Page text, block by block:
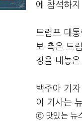
에 참석하
트럼프 대
보 측은 트
장을 내놓은
백주아 기
이 기사는
ⓒ 맛있는 뉴